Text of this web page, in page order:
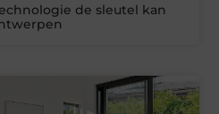
de sleutel kan